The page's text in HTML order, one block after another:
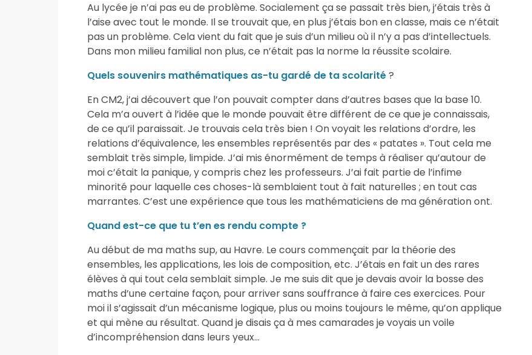
Au lycée je n’ai pas eu de problème. Socialement ça se passait très bien, j’étais très à
l’aise avec tout le monde. Il se trouvait que, en plus j’étais bon en classe, mais ce n’était
pas un problème. Cela vient du fait que je suis d’un milieu où il n’y a pas d’intellectuels.
Dans mon milieu familial non plus, ce n’était pas la norme la réussite scolaire.
Quels souvenirs mathématiques as-tu gardé de ta scolarité?
En CM2, j’ai découvert que l’on pouvait compter dans d’autres bases que la base 10.
Cela m’a ouvert à l’idée que le monde pouvait être différent de ce que je connaissais,
de ce qu’il paraissait. Je trouvais cela très bien ! On voyait les relations d’ordre, les
relations d’équivalence, les ensembles représentés par des « patates ». Tout cela me
semblait très simple, limpide. J’ai mis énormément de temps à réaliser qu’autour de
moi c’était la panique, y compris chez les professeurs. J’ai fait partie de l’infime
minorité pour laquelle ces choses-là semblaient tout à fait naturelles ; en tout cas
marrantes. C’est une expérience que tous les mathématiciens de ma génération ont.
Quand est-ce que tu t’en es rendu compte ?
Au début de ma maths sup, au Havre. Le cours commençait par la théorie des
ensembles, les applications, les lois de composition, etc. J’étais en fait un des rares
élèves à qui tout cela semblait simple. Je me suis dit que je devais avoir la bosse des
maths d’une certaine façon, pour arriver sans souffrance à faire ces exercices. Pour
moi il s’agissait d’un mécanisme logique, plus ou moins toujours le même, qu’on applique
et qui mène au résultat. Quand je disais ça à mes camarades je voyais un voile
d’incompréhension dans leurs yeux…